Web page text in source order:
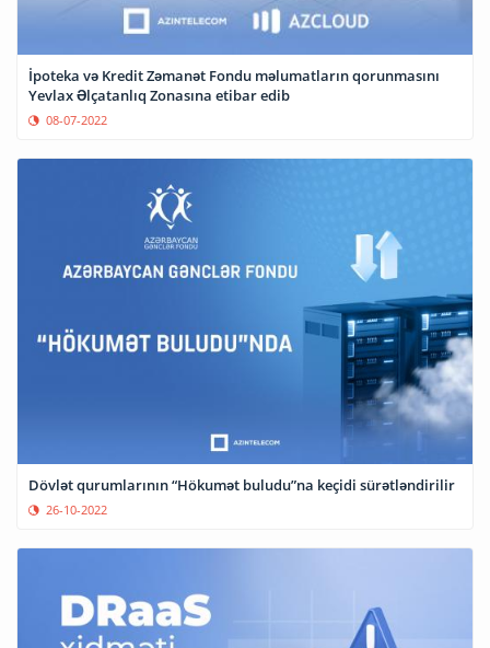
İpoteka və Kredit Zəmanət Fondu məlumatların qorunmasını
Yevlax Əlçatanlıq Zonasına etibar edib
08-07-2022
Dövlət qurumlarının “Hökumət buludu”na keçidi sürətləndirilir
26-10-2022